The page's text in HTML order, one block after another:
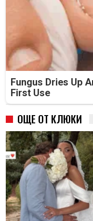
Fungus Dries Up
First Use
ОЩЕ ОТ КЛЮКИ